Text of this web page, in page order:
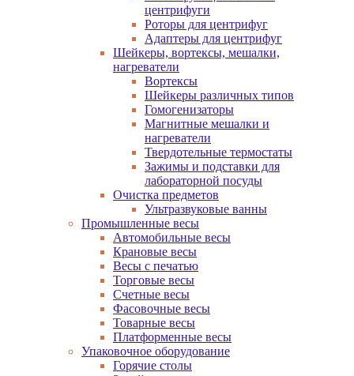
центрифуги
Роторы для центрифуг
Адаптеры для центрифуг
Шейкеры, вортексы, мешалки,
нагреватели
Вортексы
Шейкеры различных типов
Гомогенизаторы
Магнитные мешалки и
нагреватели
Твердотельные термостаты
Зажимы и подставки для
лабораторной посуды
Очистка предметов
Ультразвуковые ванны
Промышленные весы
Автомобильные весы
Крановые весы
Весы с печатью
Торговые весы
Счетные весы
Фасовочные весы
Товарные весы
Платформенные весы
Упаковочное оборудование
Горячие столы